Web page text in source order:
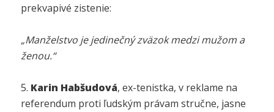
prekvapivé zistenie:
„Manželstvo je jedinečný zväzok medzi mužom a
ženou.“
5. Karin Habšudová, ex-tenistka, v reklame na
referendum proti ľudským právam stručne, jasne